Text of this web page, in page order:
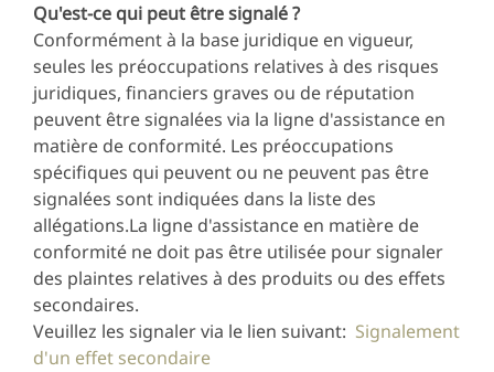
Qu'est-ce qui peut être signalé ?
Conformément à la base juridique en vigueur,
seules les préoccupations relatives à des risques
juridiques, financiers graves ou de réputation
peuvent être signalées via la ligne d'assistance en
matière de conformité. Les préoccupations
spécifiques qui peuvent ou ne peuvent pas être
signalées sont indiquées dans la liste des
allégations.La ligne d'assistance en matière de
conformité ne doit pas être utilisée pour signaler
des plaintes relatives à des produits ou des effets
secondaires.
Veuillez les signaler via le lien suivant: Signalement
d'un effet secondaire